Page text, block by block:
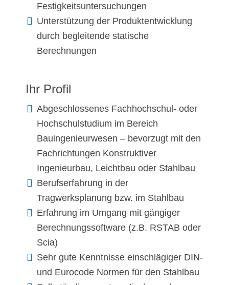
Festigkeitsuntersuchungen
Unterstützung der Produktentwicklung
durch begleitende statische
Berechnungen
Ihr Profil
Abgeschlossenes Fachhochschul- oder
Hochschulstudium im Bereich
Bauingenieurwesen – bevorzugt mit den
Fachrichtungen Konstruktiver
Ingenieurbau, Leichtbau oder Stahlbau
Berufserfahrung in der
Tragwerksplanung bzw. im Stahlbau
Erfahrung im Umgang mit gängiger
Berechnungssoftware (z.B. RSTAB oder
Scia)
Sehr gute Kenntnisse einschlägiger DIN-
und Eurocode Normen für den Stahlbau